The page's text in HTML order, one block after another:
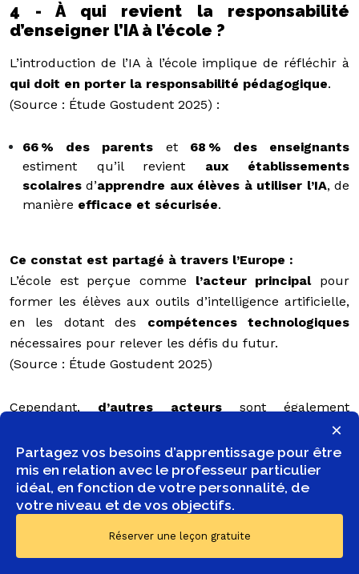
×
Partagez vos besoins d’apprentissage pour être
mis en relation avec le professeur particulier
idéal, en fonction de votre personnalité, de
votre niveau et de vos objectifs.
Réserver une leçon gratuite
4 - À qui revient la responsabilité
d’enseigner l’IA à l’école ?
L’introduction de l’IA à l’école implique de réfléchir à
qui doit en porter la responsabilité pédagogique.
(Source : Étude Gostudent 2025) :
66 % des parents et 68 % des enseignants
estiment qu’il revient aux établissements
scolaires d’apprendre aux élèves à utiliser l’IA, de
manière efficace et sécurisée.
Ce constat est partagé à travers l’Europe :
L’école est perçue comme l’acteur principalpour
former les élèves aux outils d’intelligence artificielle,
en les dotant des compétences technologiques
nécessaires pour relever les défis du futur.
(Source : Étude Gostudent 2025)
Cependant, d’autres acteurs sont également
Les parents: 44 % des enseignants et 48 % des
parents pensent qu’ils doivent également
s’impliquer.
Les fournisseurs de technologies éducatives
35 % des enseignants et 34 % des parents.